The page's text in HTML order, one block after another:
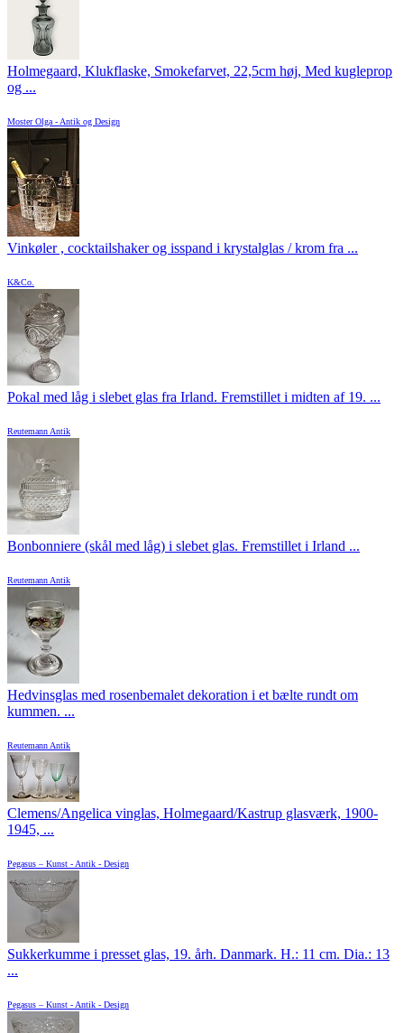
Holmegaard, Klukflaske, Smokefarvet, 22,5cm høj, Med kugleprop
og ...
Moster Olga - Antik og Design
Vinkøler , cocktailshaker og isspand i krystalglas / krom fra ...
K&Co.
Pokal med låg i slebet glas fra Irland. Fremstillet i midten af 19. ...
Reutemann Antik
Bonbonniere (skål med låg) i slebet glas. Fremstillet i Irland ...
Reutemann Antik
Hedvinsglas med rosenbemalet dekoration i et bælte rundt om
kummen. ...
Reutemann Antik
Clemens/Angelica vinglas, Holmegaard/Kastrup glasværk, 1900-
1945, ...
Pegasus – Kunst - Antik - Design
Sukkerkumme i presset glas, 19. årh. Danmark. H.: 11 cm. Dia.: 13
...
Pegasus – Kunst - Antik - Design